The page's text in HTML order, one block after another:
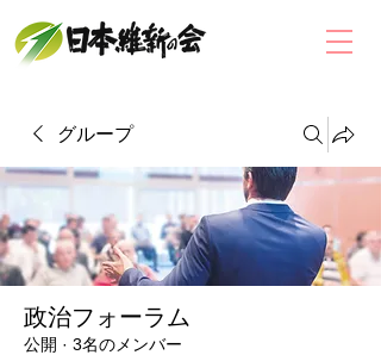
グループ
政治フォーラム
公開 · 3名のメンバー